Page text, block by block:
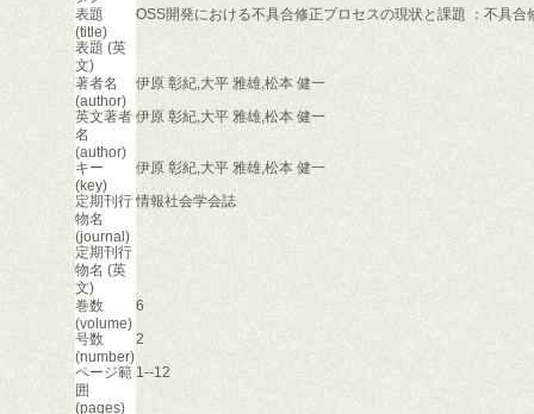
表題
(title)
OSS開発における不具合修正プロセスの現状と課題 ：不具合
表題 (英
文)
著者名
(author)
伊原 彰紀,大平 雅雄,松本 健一
英文著者
名
(author)
伊原 彰紀,大平 雅雄,松本 健一
キー
(key)
伊原 彰紀,大平 雅雄,松本 健一
定期刊行
物名
(journal)
情報社会学会誌
定期刊行
物名 (英
文)
巻数
(volume)
6
号数
(number)
2
ページ範
囲
(pages)
1--12